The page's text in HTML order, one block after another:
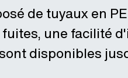
de tuyaux en
une facilité
disponibles